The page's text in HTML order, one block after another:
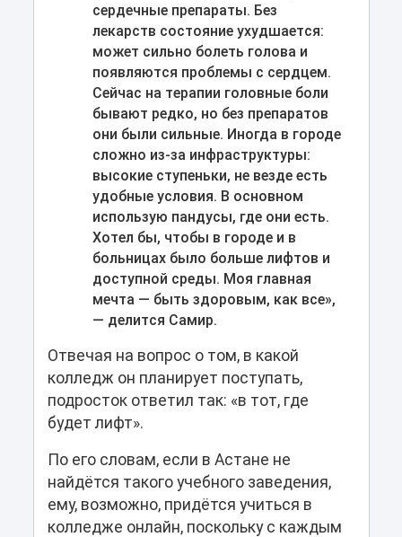
сердечные препараты. Без
лекарств состояние ухудшается:
может сильно болеть голова и
появляются проблемы с сердцем.
Сейчас на терапии головные боли
бывают редко, но без препаратов
они были сильные. Иногда в городе
сложно из-за инфраструктуры:
высокие ступеньки, не везде есть
удобные условия. В основном
использую пандусы, где они есть.
Хотел бы, чтобы в городе и в
больницах было больше лифтов и
доступной среды. Моя главная
мечта — быть здоровым, как все»,
— делится Самир.
Отвечая на вопрос о том, в какой
колледж он планирует поступать,
подросток ответил так: «в тот, где
будет лифт».
По его словам, если в Астане не
найдётся такого учебного заведения,
ему, возможно, придётся учиться в
колледже онлайн, поскольку с каждым